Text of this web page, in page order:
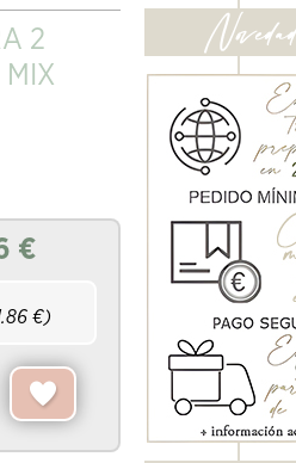
2
MIX
€
€)